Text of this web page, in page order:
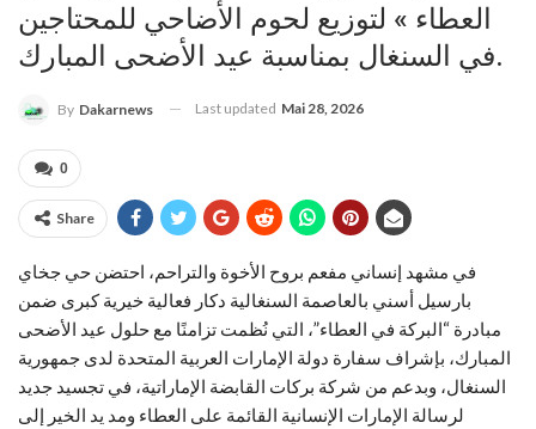
العطاء » لتوزيع لحوم الأضاحي للمحتاجين
في السنغال بمناسبة عيد الأضحى المبارك.
By Dakarnews Last updated Mai 28, 2026
0
Share
في مشهد إنساني مفعم بروح الأخوة والتراحم، احتضن حي جخاي
بارسيل أسني بالعاصمة السنغالية دكار فعالية خيرية كبرى ضمن
مبادرة “البركة في العطاء”، التي نُظمت تزامنًا مع حلول عيد الأضحى
المبارك، بإشراف سفارة دولة الإمارات العربية المتحدة لدى جمهورية
السنغال، وبدعم من شركة بركات القابضة الإماراتية، في تجسيد جديد
لرسالة الإمارات الإنسانية القائمة على العطاء ومد يد الخير إلى